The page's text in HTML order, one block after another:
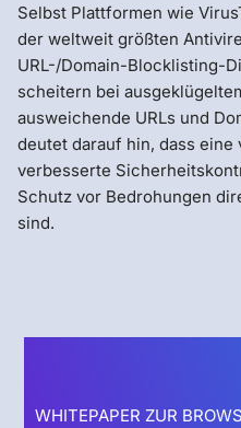
Selbst Plattformen wie
der weltweit größten
URL-/Domain-Blocklisting-
scheitern bei
ausweichende URLs und
deutet darauf hin, dass
verbesserte
Schutz vor Bedrohungen
sind.
WHITEPAPER ZUR